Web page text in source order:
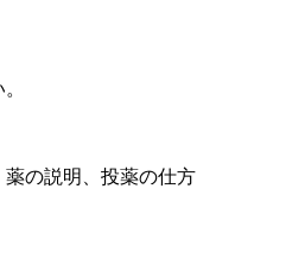
薬の説明、投薬の仕方